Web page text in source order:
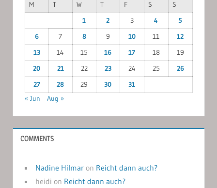
M T W T F S
S
1
2 3 4
5
6
7 8 9 10 11
12
13
14 15 16 17 18
19
20
21 22 23 24 25
26
27
28 29 30
31
« Jun
Aug »
COMMENTS
Nadine Hilmaron Reicht dann auch?
heidi on Reicht dann auch?